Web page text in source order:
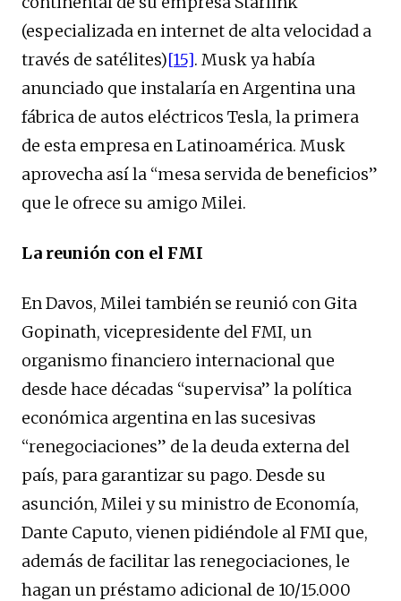
(especializada en internet de alta velocidad a
través de satélites)[15]. Musk ya había
anunciado que instalaría en Argentina una
fábrica de autos eléctricos Tesla, la primera
de esta empresa en Latinoamérica. Musk
aprovecha así la “mesa servida de beneficios”
que le ofrece su amigo Milei.
La reunión con el FMI
En Davos, Milei también se reunió con Gita
Gopinath, vicepresidente del FMI, un
organismo financiero internacional que
desde hace décadas “supervisa” la política
económica argentina en las sucesivas
“renegociaciones” de la deuda externa del
país, para garantizar su pago. Desde su
asunción, Milei y su ministro de Economía,
Dante Caputo, vienen pidiéndole al FMI que,
además de facilitar las renegociaciones, le
hagan un préstamo adicional de 10/15.000